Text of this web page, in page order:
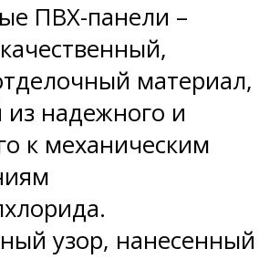
ПВХ-панели –
материал,
надежного и
к механическим
узор, нанесенный